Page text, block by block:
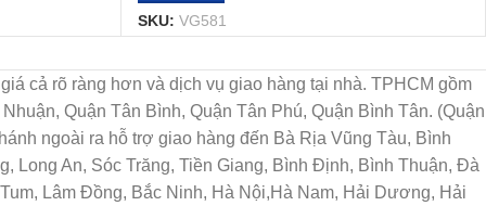
SKU: VG581
cả rõ ràng hơn và dịch vụ giao hàng tại nhà. TPHCM gồm
Quận Tân Bình, Quận Tân Phú, Quận Bình Tân. (Quận
ngoài ra hỗ trợ giao hàng đến Bà Rịa Vũng Tàu, Bình
Long An, Sóc Trăng, Tiền Giang, Bình Định, Bình Thuận, Đà
Lâm Đồng, Bắc Ninh, Hà Nội,Hà Nam, Hải Dương, Hải